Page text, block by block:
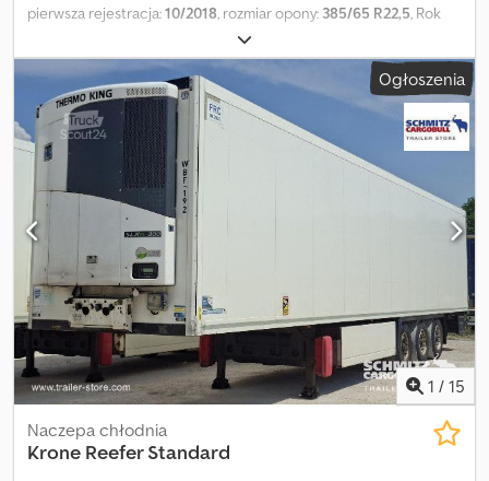
pierwsza rejestracja:10/2018 , rozmiar opony: 385/65 R22,5 , Rok
windy załadunkowa
100 kg, Rozmiar opon: 385/65 R22.5, 1. oś: , 2. oś: , 3. oś: , Oś
podnoszona, Windy załadunkowe, Wtyczka 1x15 pin, Przegląd
wszystkich dostępnych pojazdów znajdziesz na naszej stronie
internetowej. Potrzebujesz finansowania? Oferujemy
indywidualne rozwiązania finansowe, pełne kontrakty serwisowe
oraz usługi telematyczne. Chętnie doradzimy osobiście.
Dksdpfjztgppox Aaior
Ogłoszenia
1 / 15
Naczepa chłodnia
Krone Reefer Standard